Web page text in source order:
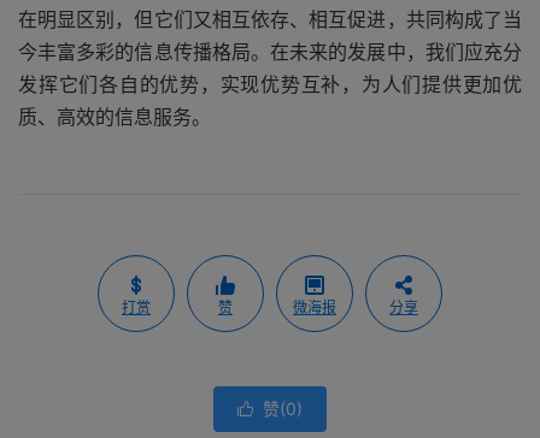
在明显区别，但它们又相互依存、相互促进，共同构成了当
今丰富多彩的信息传播格局。在未来的发展中，我们应充分
发挥它们各自的优势，实现优势互补，为人们提供更加优
质、高效的信息服务。
打赏 赞 微海报 分享
 赞(0)